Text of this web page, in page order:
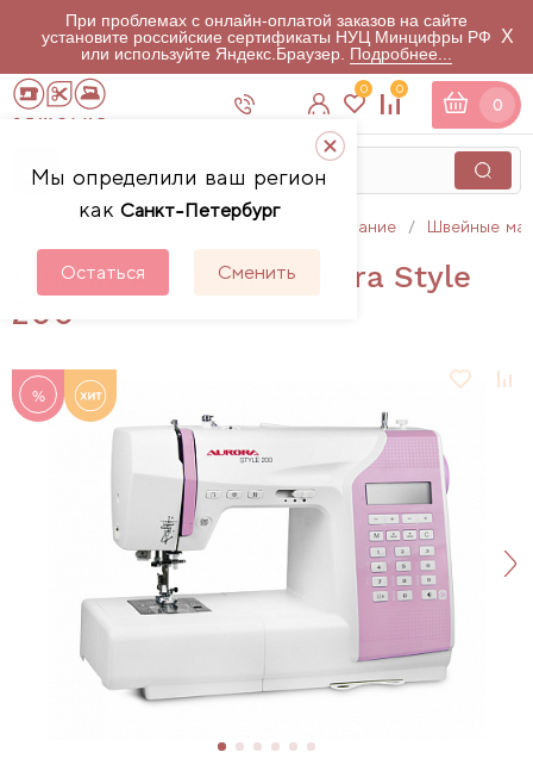
При проблемах с онлайн-оплатой заказов на сайте
установите российские сертификаты НУЦ Минцифры РФ
или используйте Яндекс.Браузер. Подробнее...
X
Мы определили ваш регион
как Санкт-Петербург
Остаться Сменить
0 0
0
Швейное оборудование Швейные
Швейная машина Aurora Style
200
%